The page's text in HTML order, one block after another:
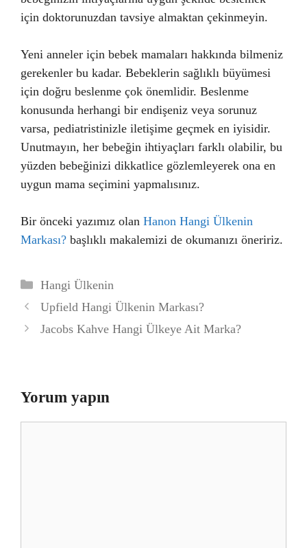
için doktorunuzdan tavsiye almaktan çekinmeyin.
Yeni anneler için bebek mamaları hakkında bilmeniz
gerekenler bu kadar. Bebeklerin sağlıklı büyümesi
için doğru beslenme çok önemlidir. Beslenme
konusunda herhangi bir endişeniz veya sorunuz
varsa, pediatristinizle iletişime geçmek en iyisidir.
Unutmayın, her bebeğin ihtiyaçları farklı olabilir, bu
yüzden bebeğinizi dikkatlice gözlemleyerek ona en
uygun mama seçimini yapmalısınız.
Bir önceki yazımız olan Hanon Hangi Ülkenin
Markası? başlıklı makalemizi de okumanızı öneririz.
Kategoriler
Hangi Ülkenin
Upfield Hangi Ülkenin Markası?
Jacobs Kahve Hangi Ülkeye Ait Marka?
Yorum yapın